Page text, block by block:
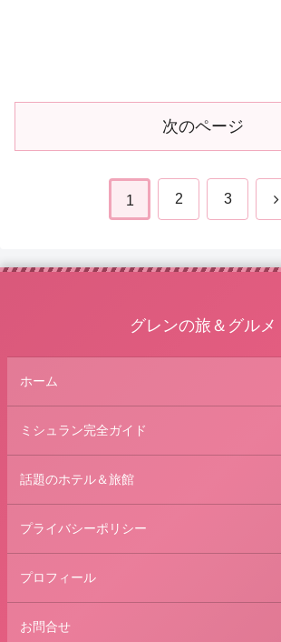
次のページ
1 2 3 次
グレンの旅＆グルメ
ホーム
ミシュラン完全ガイド
話題のホテル＆旅館
プライバシーポリシー
プロフィール
お問合せ